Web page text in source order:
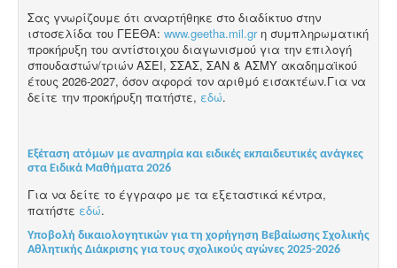
Σας γνωρίζουμε ότι αναρτήθηκε στο διαδίκτυο στην
ιστοσελίδα του ΓΕΕΘΑ: www.geetha.mil.grη συμπληρωματική
προκήρυξη του αντίστοιχου διαγωνισμού για την επιλογή
σπουδαστών/τριών ΑΣΕΙ, ΣΣΑΣ, ΣΑΝ & ΑΣΜΥ ακαδημαϊκού
έτους 2026-2027, όσον αφορά τον αριθμό εισακτέων.Για να
δείτε την προκήρυξη πατήστε, εδώ.
Εξέταση ατόμων με αναπηρία και ειδικές εκπαιδευτικές ανάγκες
στα Ειδικά Μαθήματα 2026
Για να δείτε το έγγραφο με τα εξεταστικά κέντρα,
πατήστε εδώ.
Υποβολή δικαιολογητικών για τη χορήγηση Βεβαίωσης Σχολικής
Αθλητικής Διάκρισης για τους σχολικούς αγώνες 2025-2026